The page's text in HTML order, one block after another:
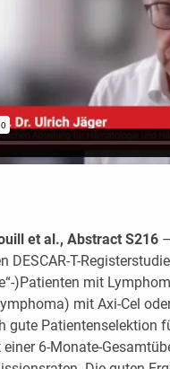
et al., Abstract S216
DESCAR-T-
)Patienten mit
mit Axi-Cel
gute Patientenselektion
6-Monate-